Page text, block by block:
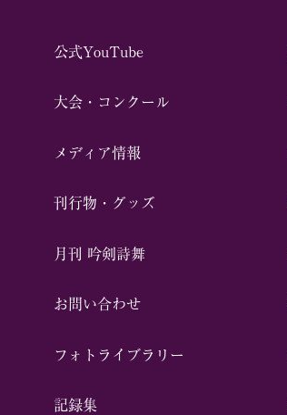
公式YouTube
⼤会・コンクール
メディア情報
刊行物・グッズ
⽉刊 吟剣詩舞
お問い合わせ
フォトライブラリー
記録集